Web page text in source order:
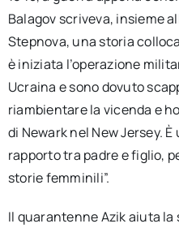
Balagov scriveva, insieme
Stepnova, una storia
è iniziata l’operazione
Ucraina e sono dovuto
riambientare la vicenda e
di Newark nel New Jersey.
rapporto tra padre e figlio,
storie femminili”.
Il quarantenne Azik aiuta la